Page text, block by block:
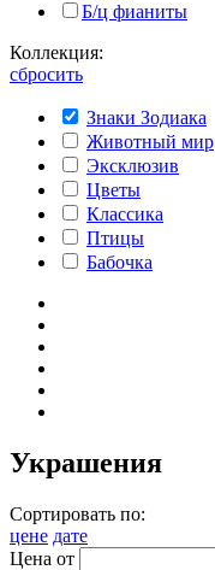
Б/ц фианиты
Коллекция:
сбросить
Знаки Зодиака
Животный мир
Эксклюзив
Цветы
Классика
Птицы
Бабочка
Украшения
Сортировать по:
цене дате
Цена от